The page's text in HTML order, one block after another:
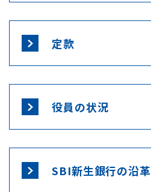
定款
役員の状況
SBI新生銀行の沿革